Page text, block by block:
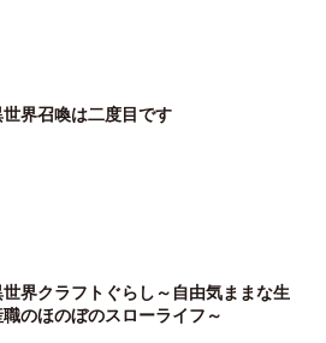
世界召喚は二度目です
世界クラフトぐらし～自由気ままな生
職のほのぼのスローライフ～